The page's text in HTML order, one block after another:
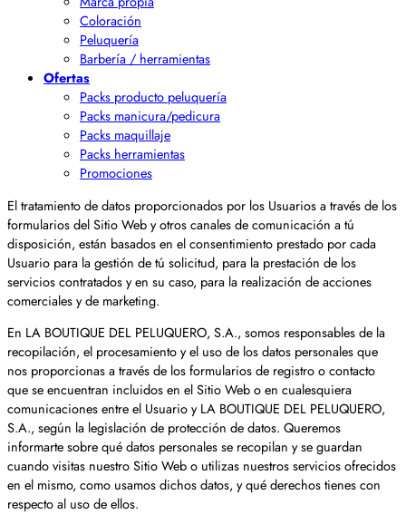
Coloración
Peluquería
Barbería / herramientas
Ofertas
Packs producto peluquería
Packs manicura/pedicura
Packs maquillaje
Packs herramientas
Promociones
El tratamiento de datos proporcionados por los Usuarios a través de los
formularios del Sitio Web y otros canales de comunicación a tú
disposición, están basados en el consentimiento prestado por cada
Usuario para la gestión de tú solicitud, para la prestación de los
servicios contratados y en su caso, para la realización de acciones
comerciales y de marketing.
En LA BOUTIQUE DEL PELUQUERO, S.A., somos responsables de la
recopilación, el procesamiento y el uso de los datos personales que
nos proporcionas a través de los formularios de registro o contacto
que se encuentran incluidos en el Sitio Web o en cualesquiera
comunicaciones entre el Usuario y LA BOUTIQUE DEL PELUQUERO,
S.A., según la legislación de protección de datos. Queremos
informarte sobre qué datos personales se recopilan y se guardan
cuando visitas nuestro Sitio Web o utilizas nuestros servicios ofrecidos
en el mismo, como usamos dichos datos, y qué derechos tienes con
respecto al uso de ellos.